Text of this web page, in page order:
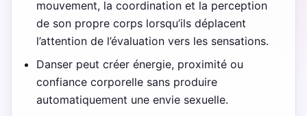
mouvement, la coordination et la perception
de son propre corps lorsqu’ils déplacent
l’attention de l’évaluation vers les sensations.
Danser peut créer énergie, proximité ou
confiance corporelle sans produire
automatiquement une envie sexuelle.